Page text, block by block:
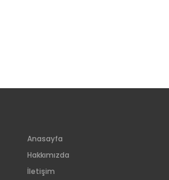
Anasayfa
Hakkımızda
İletişim